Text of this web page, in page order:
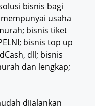
bisnis bagi
usaha
bisnis tiket
bisnis top up
dll; bisnis
dan lengkap;
dijalankan